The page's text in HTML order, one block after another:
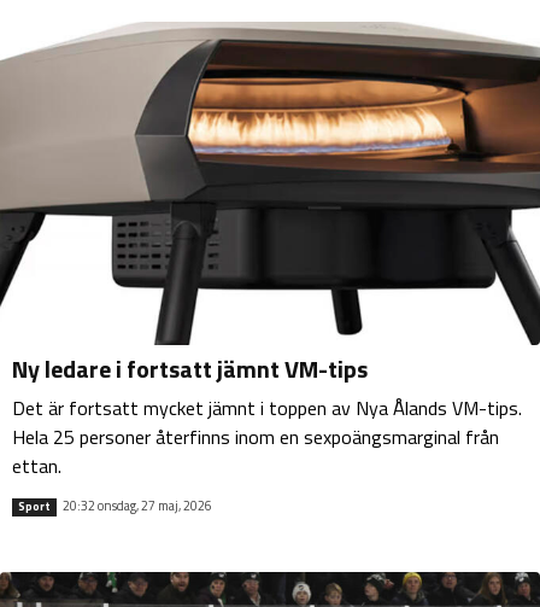
Ny ledare i fortsatt jämnt VM-tips
Det är fortsatt mycket jämnt i toppen av Nya Ålands VM-tips.
Hela 25 personer återfinns inom en sexpoängsmarginal från
ettan.
Sport 20:32 onsdag, 27 maj, 2026